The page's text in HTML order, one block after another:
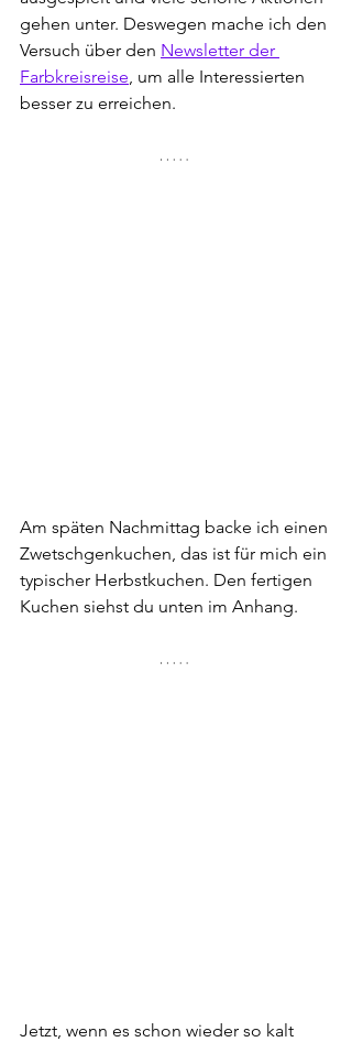
gehen unter. Deswegen mache ich den
Versuch über den Newsletter der
Farbkreisreise, um alle Interessierten
besser zu erreichen.
Am späten Nachmittag backe ich einen
Zwetschgenkuchen, das ist für mich ein
typischer Herbstkuchen. Den fertigen
Kuchen siehst du unten im Anhang.
Jetzt, wenn es schon wieder so kalt